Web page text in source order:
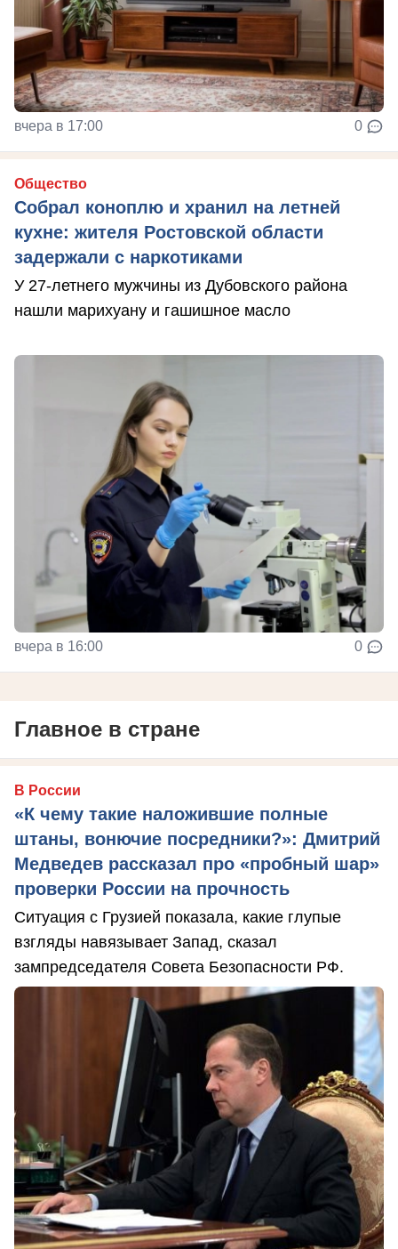
вчера в 17:00 0
Общество
Собрал коноплю и хранил на летней
кухне: жителя Ростовской области
задержали с наркотиками
У 27-летнего мужчины из Дубовского района
нашли марихуану и гашишное масло
вчера в 16:00 0
Главное в стране
В России
«К чему такие наложившие полные
штаны, вонючие посредники?»: Дмитрий
Медведев рассказал про «пробный шар»
проверки России на прочность
Ситуация с Грузией показала, какие глупые
взгляды навязывает Запад, сказал
зампредседателя Совета Безопасности РФ.